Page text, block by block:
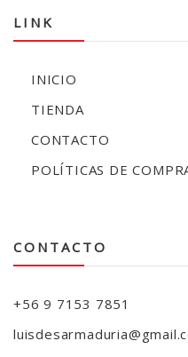
LINK
INICIO
TIENDA
CONTACTO
POLÍTICAS DE
CONTACTO
+56 9 7153 7851